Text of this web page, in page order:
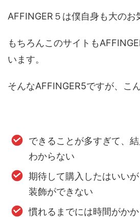
AFFINGER５は僕自身も大のお
もちろんこのサイトも
います。
そんなAFFINGER5ですが、こ
できることが多すぎて、
わからない
期待して購入したはいい
装飾ができない
慣れるまでには時間がか